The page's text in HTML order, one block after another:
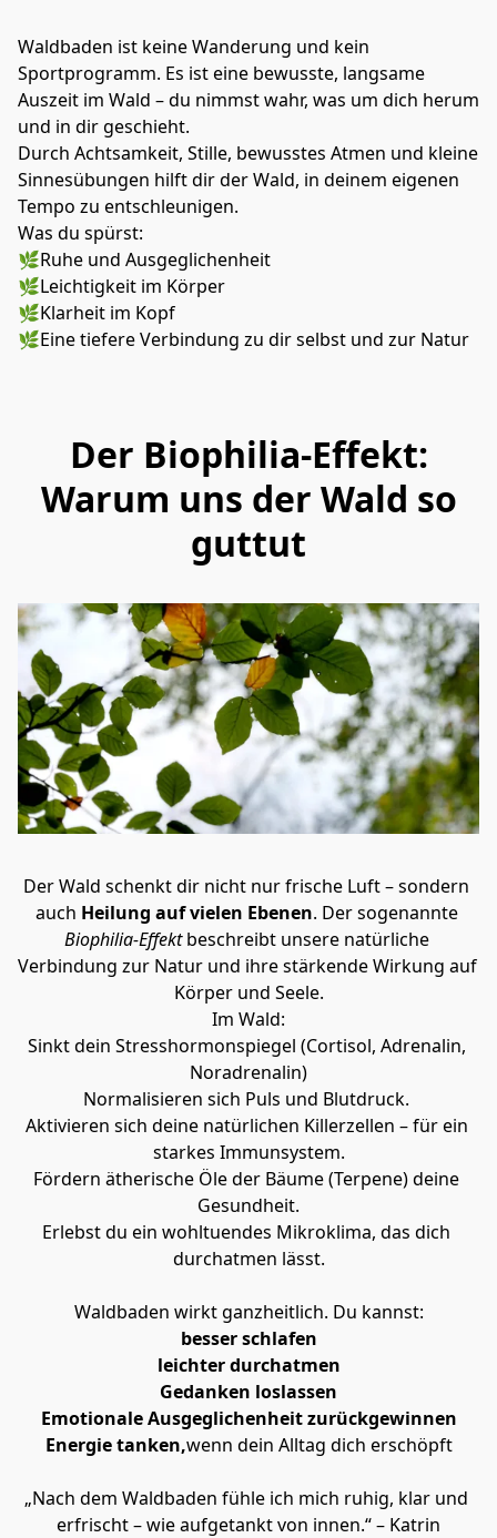
Waldbaden ist keine Wanderung und kein
Sportprogramm. Es ist eine bewusste, langsame
Auszeit im Wald – du nimmst wahr, was um dich herum
und in dir geschieht.
Durch Achtsamkeit, Stille, bewusstes Atmen und kleine
Sinnesübungen hilft dir der Wald, in deinem eigenen
Tempo zu entschleunigen.
Was du spürst:
🌿Ruhe und Ausgeglichenheit
🌿Leichtigkeit im Körper
🌿Klarheit im Kopf
🌿Eine tiefere Verbindung zu dir selbst und zur Natur
Der Biophilia-Effekt:
Warum uns der Wald so
guttut
Der Wald schenkt dir nicht nur frische Luft – sondern
auch Heilung auf vielen Ebenen
. Der sogenannte
Biophilia-Effekt beschreibt unsere natürliche
Verbindung zur Natur und ihre stärkende Wirkung auf
Körper und Seele.
Im Wald:
Sinkt dein Stresshormonspiegel (Cortisol, Adrenalin,
Noradrenalin)
Normalisieren sich Puls und Blutdruck.
Aktivieren sich deine natürlichen Killerzellen – für ein
starkes Immunsystem.
Fördern ätherische Öle der Bäume (Terpene) deine
Gesundheit.
Erlebst du ein wohltuendes Mikroklima, das dich
durchatmen lässt.
Waldbaden wirkt ganzheitlich. Du kannst:
besser schlafen
leichter durchatmen
Gedanken loslassen
Emotionale Ausgeglichenheit zurückgewinnen
Energie tanken,wenn dein Alltag dich erschöpft
„Nach dem Waldbaden fühle ich mich ruhig, klar und
erfrischt – wie aufgetankt von innen.“ – Katrin